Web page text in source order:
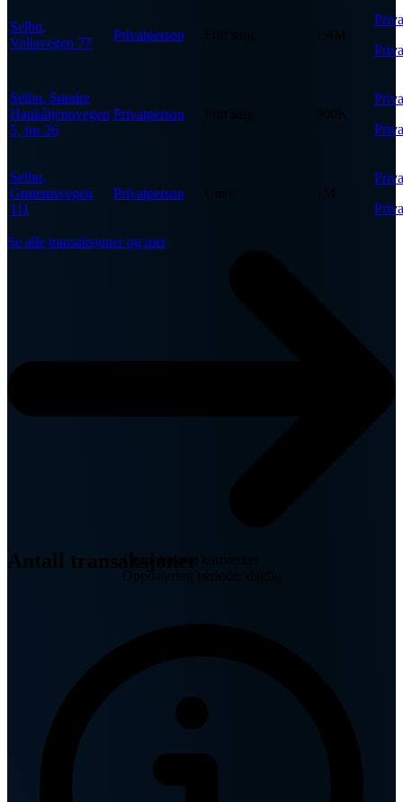
Selbu,
Vollavegen 77
Privatperson 1.4M
Selbu, Søndre
Haukåtjennvegen
5, fnr 26
Privatperson 900K
Selbu,
Grøtemsvegen
111
Privatperson
Se alle transaksjoner og mer
Antall transaksjoner
Grunnboken, kartverket
Oppdatering periode: daglig